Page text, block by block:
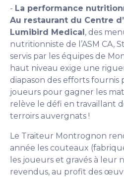
- La performance
Au restaurant du Centre
Lumibird Medical, des
nutritionniste de l’ASM CA,
servis par les équipes de
haut niveau exige une
diapason des efforts fournis
joueurs pour gagner les
relève le défi en travaillant
terroirs auvergnats !
Le Traiteur Montrognon
année les couteaux
les joueurs et gravés à leur
revendus, au profit des